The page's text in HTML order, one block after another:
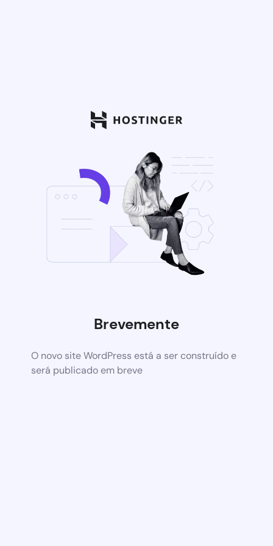
Brevemente
O novo site WordPress está a ser construído e
será publicado em breve